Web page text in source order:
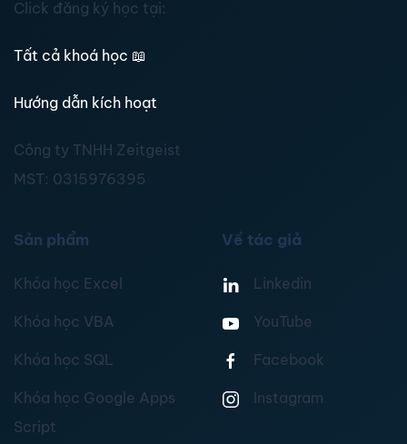
Click đăng ký học tại:
Tất cả khoá học 📖
Hướng dẫn kích hoạt
Công ty TNHH Zeitgeist
MST: 0315976395
Sản phẩm
Khóa học Excel
Khóa học VBA
Khóa học SQL
Khóa học Google Apps
Script
Về tác giả
Linkedin
YouTube
Facebook
Instagram